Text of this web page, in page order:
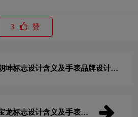
3 赞
坤标志设计含义及手表品牌设计理
龙标志设计含义及手表品